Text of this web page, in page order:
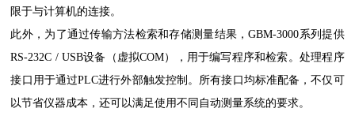
限于与计算机的连接。
此外，为了通过传输方法检索和存储测量结果，GBM-3000系列提供
RS-232C / USB设备（虚拟COM），用于编写程序和检索。处理程序
接口用于通过PLC进行外部触发控制。所有接口均标准配备，不仅可
以节省仪器成本，还可以满足使用不同自动测量系统的要求。